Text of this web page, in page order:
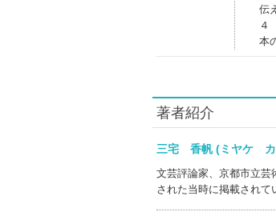
伝
４
本
著者紹介
三宅 香帆 (ミヤケ
文芸評論家、京都市立芸
された当時に掲載されて